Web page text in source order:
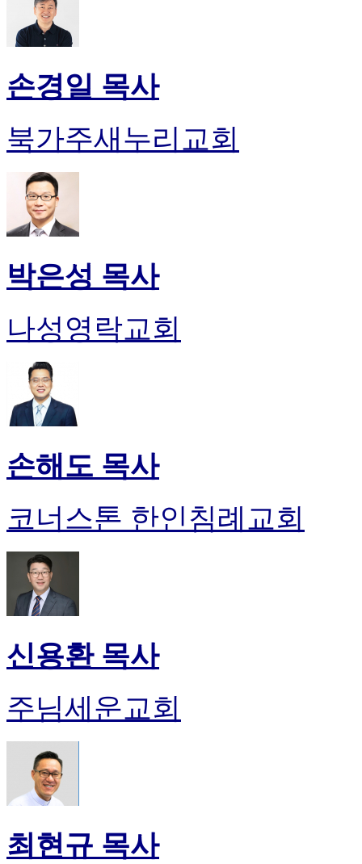
손경일 목사
북가주새누리교회
박은성 목사
나성영락교회
손해도 목사
코너스톤 한인침례교회
신용환 목사
주님세운교회
최현규 목사